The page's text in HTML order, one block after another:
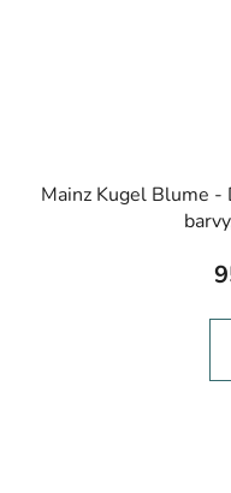
Mainz Kugel Blume -